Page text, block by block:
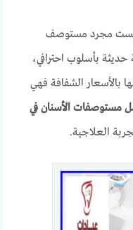
ليست مجرد مستوصف
بأسلوب احترافي،
بالأسعار الشفافة فهي
مستوصفات الأسنان في
العلاجية.